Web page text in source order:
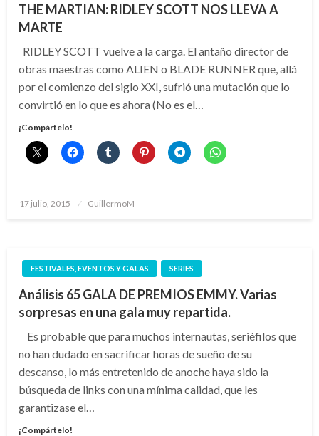
THE MARTIAN: RIDLEY SCOTT NOS LLEVA A
MARTE
RIDLEY SCOTT vuelve a la carga. El antaño director de
obras maestras como ALIEN o BLADE RUNNER que, allá
por el comienzo del siglo XXI, sufrió una mutación que lo
convirtió en lo que es ahora (No es el…
¡Compártelo!
Publicado
17 julio, 2015 GuillermoM
FESTIVALES, EVENTOS Y GALAS SERIES
Análisis 65 GALA DE PREMIOS EMMY. Varias
sorpresas en una gala muy repartida.
Es probable que para muchos internautas, seriéfilos que
no han dudado en sacrificar horas de sueño de su
descanso, lo más entretenido de anoche haya sido la
búsqueda de links con una mínima calidad, que les
garantizase el…
¡Compártelo!